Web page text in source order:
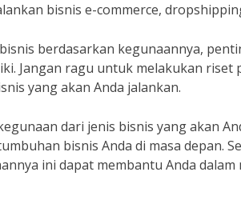
bisnis e-commerce,
berdasarkan kegunaannya,
Jangan ragu untuk melakukan
yang akan Anda jalankan.
dari jenis bisnis yang akan
bisnis Anda di masa depan.
ini dapat membantu Anda dalam